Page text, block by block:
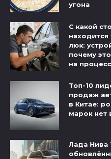
угона
С какой
находится
люк:
почему
на
Топ-10
продаж
в Китае:
марок нет
Лада Нива